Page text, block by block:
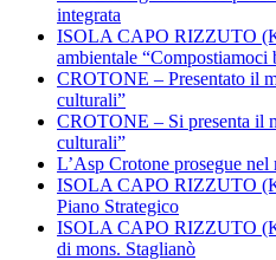
integrata
ISOLA CAPO RIZZUTO
ambientale “Compostiamoci
CROTONE – Presentato il
culturali”
CROTONE – Si presenta il
culturali”
L’Asp Crotone prosegue
ISOLA CAPO RIZZUTO
Piano Strategico
ISOLA CAPO RIZZUTO
di mons. Staglianò